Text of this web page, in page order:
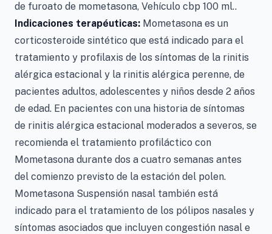
de furoato de mometasona, Vehículo cbp 100 ml..
Indicaciones terapéuticas: Mometasona es un
corticosteroide sintético que está indicado para el
tratamiento y profilaxis de los síntomas de la rinitis
alérgica estacional y la rinitis alérgica perenne, de
pacientes adultos, adolescentes y niños desde 2 años
de edad. En pacientes con una historia de síntomas
de rinitis alérgica estacional moderados a severos, se
recomienda el tratamiento profiláctico con
Mometasona durante dos a cuatro semanas antes
del comienzo previsto de la estación del polen.
Mometasona Suspensión nasal también está
indicado para el tratamiento de los pólipos nasales y
síntomas asociados que incluyen congestión nasal e